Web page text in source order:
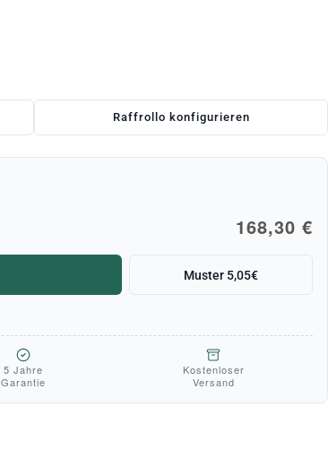
Raffrollo konfigurieren
168,30 €
Muster 5,05€
5 Jahre
Garantie
Kostenloser
Versand